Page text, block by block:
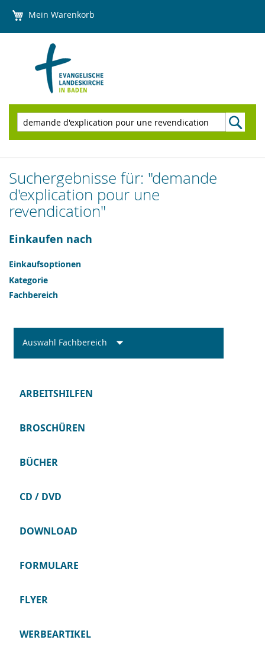
Mein Warenkorb
zum
Suchen
Suchergebnisse für: "demande
d'explication pour une
revendication"
Einkaufen nach
Einkaufsoptionen
Kategorie
Fachbereich
Auswahl Fachbereich
ARBEITSHILFEN
BROSCHÜREN
BÜCHER
CD / DVD
DOWNLOAD
FORMULARE
FLYER
WERBEARTIKEL